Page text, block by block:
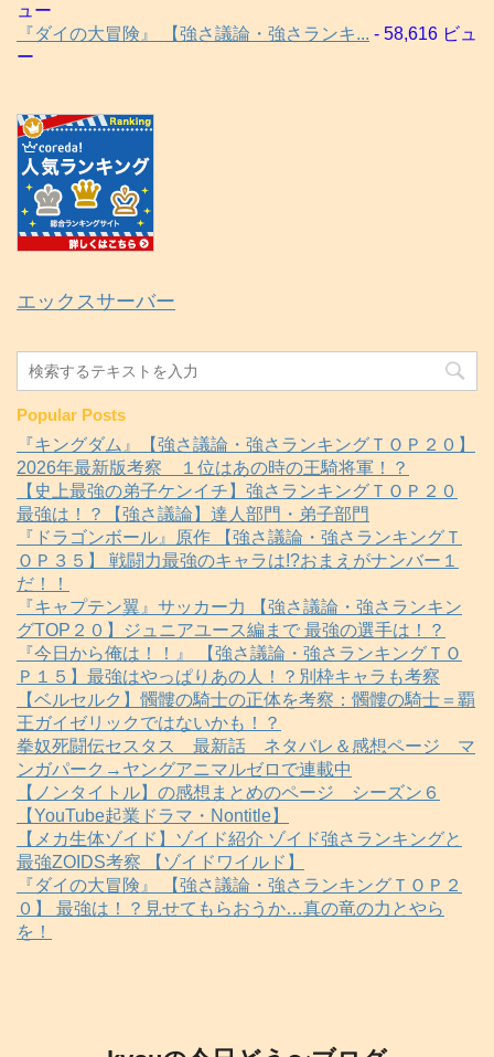
ュー
『ダイの大冒険』 【強さ議論・強さランキ... - 58,616 ビュ
ー
エックスサーバー
Popular Posts
『キングダム』【強さ議論・強さランキングＴＯＰ２０】
2026年最新版考察 １位はあの時の王騎将軍！？
【史上最強の弟子ケンイチ】強さランキングＴＯＰ２０
最強は！？【強さ議論】達人部門・弟子部門
『ドラゴンボール』原作 【強さ議論・強さランキングＴ
ＯＰ３５】 戦闘力最強のキャラは!?おまえがナンバー１
だ！！
『キャプテン翼』サッカー力 【強さ議論・強さランキン
グTOP２０】ジュニアユース編まで 最強の選手は！？
『今日から俺は！！』 【強さ議論・強さランキングＴＯ
Ｐ１５】最強はやっぱりあの人！？別枠キャラも考察
【ベルセルク】髑髏の騎士の正体を考察：髑髏の騎士＝覇
王ガイゼリックではないかも！？
拳奴死闘伝セスタス 最新話 ネタバレ＆感想ページ マ
ンガパーク→ヤングアニマルゼロで連載中
【ノンタイトル】の感想まとめのページ シーズン６
【YouTube起業ドラマ・Nontitle】
【メカ生体ゾイド】ゾイド紹介 ゾイド強さランキングと
最強ZOIDS考察 【ゾイドワイルド】
『ダイの大冒険』 【強さ議論・強さランキングＴＯＰ２
０】 最強は！？見せてもらおうか…真の竜の力とやら
を！